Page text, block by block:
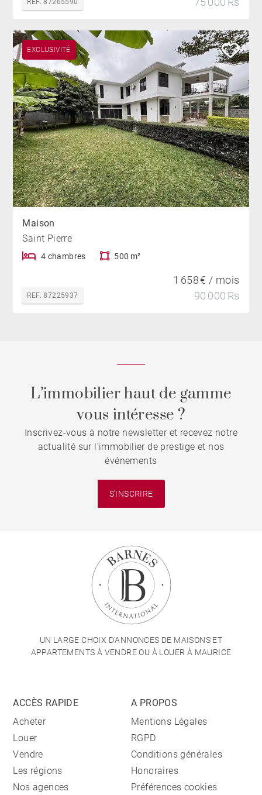
EXCLUSIVITÉ
Maison
Saint Pierre
4 chambres 500 m²
REF. 87225937
1 658 € / mois
90 000 Rs
L’immobilier haut de gamme
vous intéresse ?
Inscrivez-vous à notre newsletter et recevez notre
actualité sur l'immobilier de prestige et nos
événements
S'INSCRIRE
UN LARGE CHOIX D'ANNONCES DE MAISONS ET
APPARTEMENTS À VENDRE OU À LOUER À MAURICE
ACCÈS RAPIDE
Acheter
Louer
Vendre
Les régions
Nos agences
A PROPOS
Mentions Légales
RGPD
Conditions générales
Honoraires
Préférences cookies